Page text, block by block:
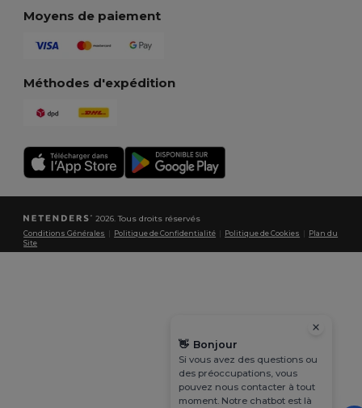
Moyens de paiement
Méthodes d'expédition
2026. Tous droits réservés
Conditions Générales Politique de Confidentialité Politique de Cookies
Plan du
Site
👋 Bonjour
Si vous avez des questions ou
des préoccupations, vous
pouvez nous contacter à tout
moment. Notre chatbot est là